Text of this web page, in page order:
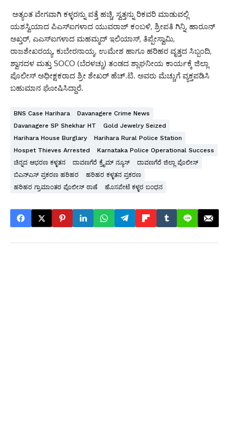
ಅತ್ಯಂತ ವೇಗವಾಗಿ ಕಳ್ಳರನ್ನು ಪತ್ತೆ ಹಚ್ಚಿ, ಸ್ವತ್ತನ್ನು ರಿಕವರಿ ಮಾಡುವಲ್ಲಿ
ಯಶಸ್ವಿಯಾದ ಪಿಎಸ್ಐಗಳಾದ ಯುವರಾಜ್ ಕಂಬಳಿ, ಶ್ರೀಪತಿ ಗಿನ್ನಿ, ಹಾರೂನ್
ಅಖ್ತರ್, ಎಎಸ್ಐಗಳಾದ ಮಹಮ್ಮದ್ ಇಲಿಯಾಸ್, ತಿಪ್ಪೇಸ್ವಾಮಿ,
ರಾಜಶೇಖರಯ್ಯ, ಕುಬೇರನಾಯ್ಕ, ಉಮೇಶ ಹಾಗೂ ಹರಿಹರ ವೃತ್ತದ ಸಿಬ್ಬಂದಿ,
ಶ್ವಾನದಳ ಮತ್ತು SOCO (ಬೆರಳಚ್ಚು) ತಂಡದ ಶ್ಲಾಘನೀಯ ಕಾರ್ಯಕ್ಕೆ ಜಿಲ್ಲಾ
ಪೊಲೀಸ್ ಅಧೀಕ್ಷಕರಾದ ಶ್ರೀ ಶೇಖರ್ ಹೆಚ್.ಟಿ. ಅವರು ಮೆಚ್ಚುಗೆ ವ್ಯಕ್ತಪಡಿಸಿ
ಬಹುಮಾನ ಘೋಷಿಸಿದ್ದಾರೆ.
BNS Case Harihara
Davanagere Crime News
Davanagere SP Shekhar HT
Gold Jewelry Seized
Harihara House Burglary
Harihara Rural Police Station
Hospet Thieves Arrested
Karnataka Police Operational Success
ಚಿನ್ನದ ಆಭರಣ ಕಳ್ಳತನ
ದಾವಣಗೆರೆ ಕ್ರೈಮ್ ನ್ಯೂಸ್
ದಾವಣಗೆರೆ ಜಿಲ್ಲಾ ಪೊಲೀಸ್
ಬಿಎನ್‌ಎಸ್ ಪ್ರಕರಣ ಹರಿಹರ
ಹರಿಹರ ಕಳ್ಳತನ ಪ್ರಕರಣ
ಹರಿಹರ ಗ್ರಾಮಾಂತರ ಪೊಲೀಸ್ ಠಾಣೆ
ಹೊಸಪೇಟೆ ಕಳ್ಳರ ಬಂಧನ